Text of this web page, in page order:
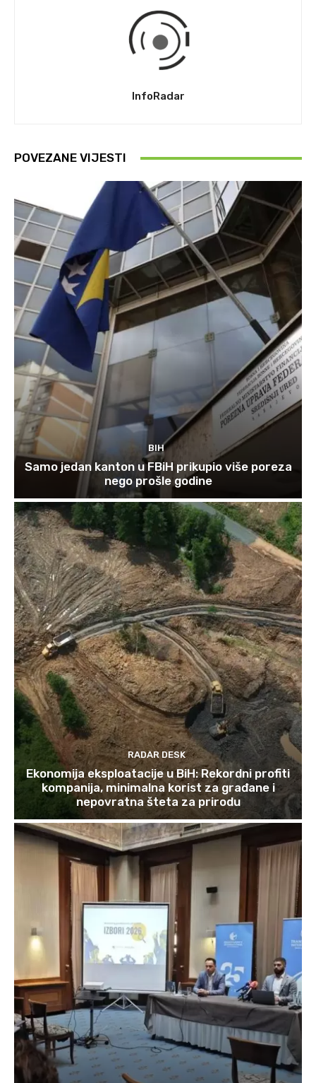
InfoRadar
POVEZANE VIJESTI
BIH
Samo jedan kanton u FBiH prikupio više poreza
nego prošle godine
RADAR DESK
Ekonomija eksploatacije u BiH: Rekordni profiti
kompanija, minimalna korist za građane i
nepovratna šteta za prirodu